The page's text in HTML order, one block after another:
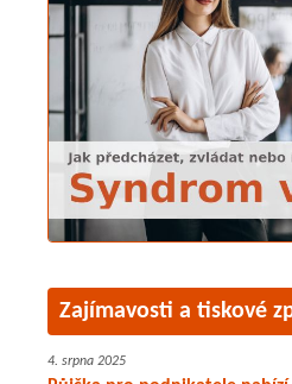
Zajímavosti a tiskové
4. srpna 2025